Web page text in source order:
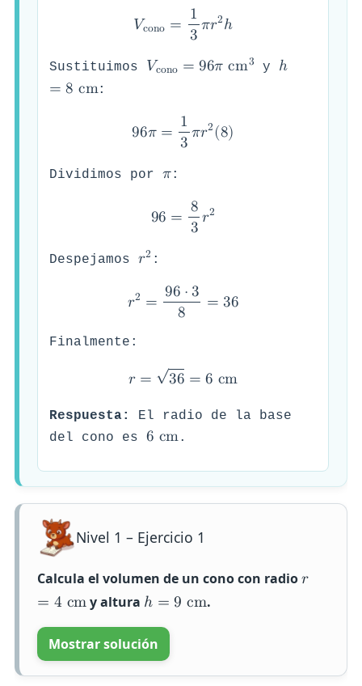
𝑉cono = 1
3𝜋𝑟2ℎ
Sustituimos 𝑉cono = 96𝜋 cm3 y ℎ
= 8 cm:
96𝜋 = 1
3𝜋𝑟2 (8)
Dividimos por 𝜋:
96 = 8
3𝑟2
Despejamos 𝑟2 :
𝑟2 = 96⋅3
8
= 36
Finalmente:
𝑟 =
√
36 = 6 cm
Respuesta:
El radio de la base
del cono es 6 cm.
Nivel 1 – Ejercicio 1
Calcula el volumen de un cono con radio𝑟
= 4 cmy altura ℎ = 9 cm.
Mostrar solución